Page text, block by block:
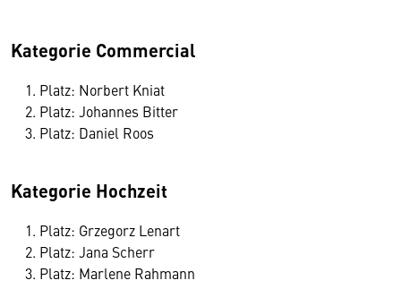
Kategorie Commercial
Platz: Norbert Kniat
Platz: Johannes Bitter
Platz: Daniel Roos
Kategorie Hochzeit
Platz: Grzegorz Lenart
Platz: Jana Scherr
Platz: Marlene Rahmann